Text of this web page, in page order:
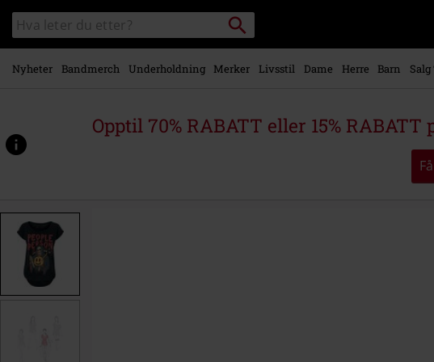
Skipp til
hovedinnhold
Søk
i
katalogen
Søk
Nyheter Bandmerch Underholdning Merker Livsstil Dame Herre Barn Salg
Opptil 70% RABATT eller 15%
www.emp-
p/people-
581981.html